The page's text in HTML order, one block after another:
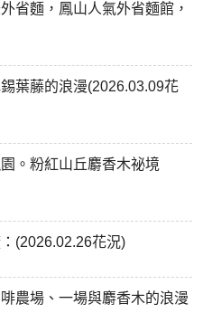
省麵，鳳山人氣外省麵館，
葉藤的浪漫(2026.03.09花
。粉紅山丘麝香木祕境
(2026.02.26花況)
農場、一場與麝香木的浪漫